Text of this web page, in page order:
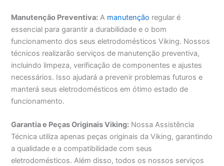
Manutenção Preventiva: A manutenção regular é
essencial para garantir a durabilidade e o bom
funcionamento dos seus eletrodomésticos Viking. Nossos
técnicos realizarão serviços de manutenção preventiva,
incluindo limpeza, verificação de componentes e ajustes
necessários. Isso ajudará a prevenir problemas futuros e
manterá seus eletrodomésticos em ótimo estado de
funcionamento.
Garantia e Peças Originais Viking: Nossa Assistência
Técnica utiliza apenas peças originais da Viking, garantindo
a qualidade e a compatibilidade com seus
eletrodomésticos. Além disso, todos os nossos serviços